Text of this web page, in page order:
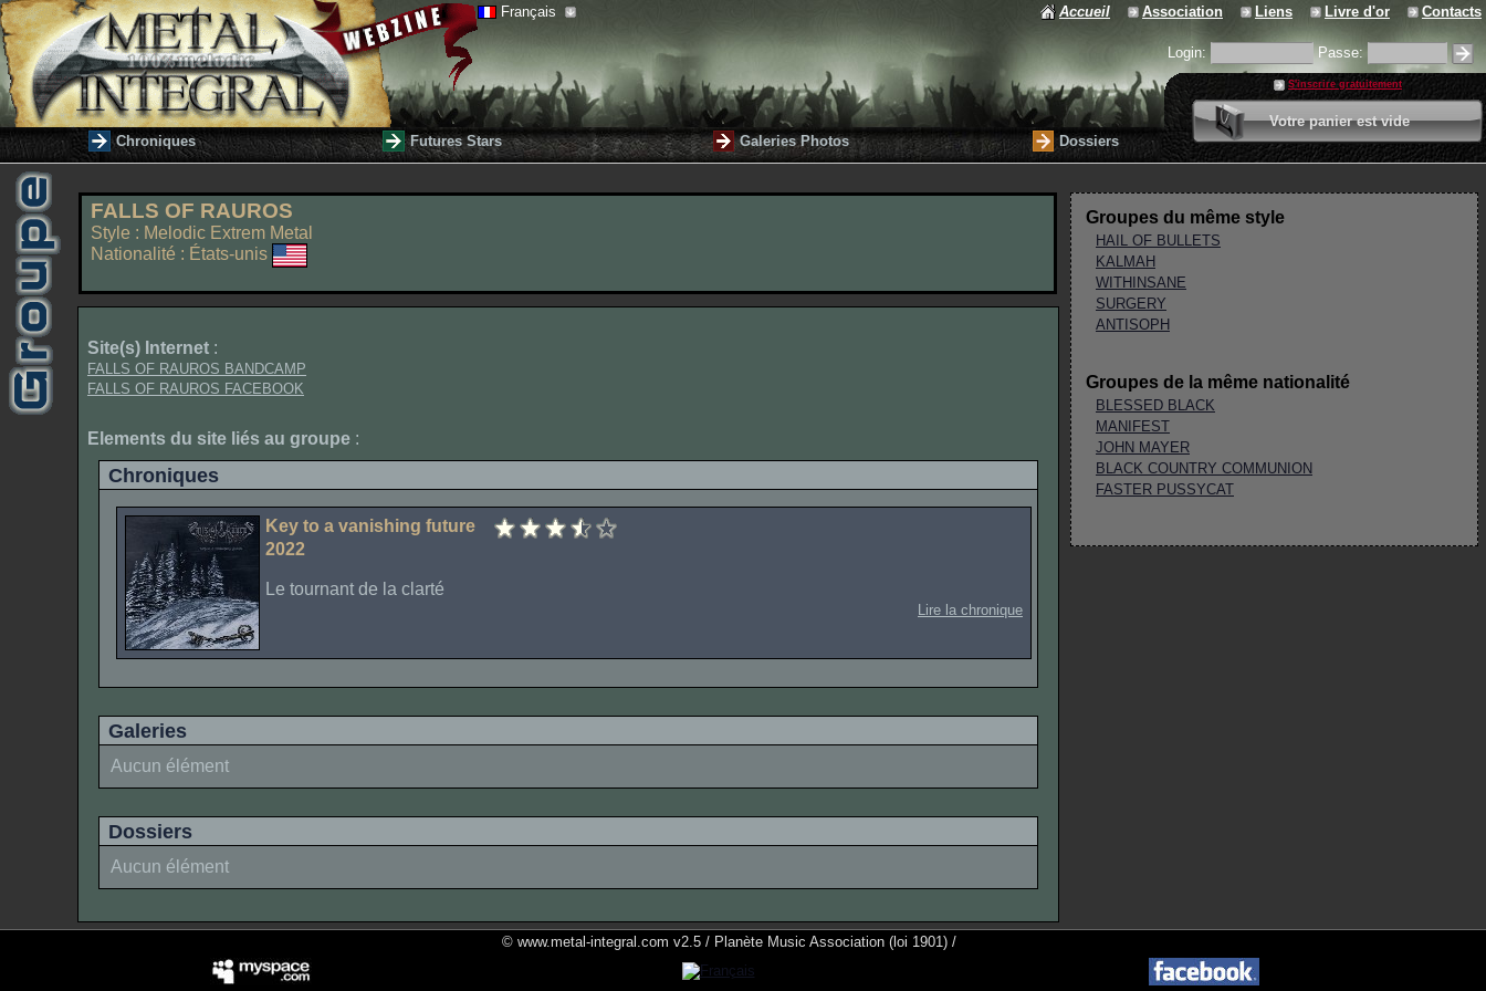
Français Accueil Association Liens Livre d'or Contacts
Login: Passe:
S'inscrire gratuitement
Votre panier est vide
0 article
Valider votre panier
Chroniques Futures Stars Galeries Photos Dossiers
FALLS OF RAUROS
Style : Melodic Extrem Metal
Nationalité : États-unis
Groupes du même style
HAIL OF BULLETS
KALMAH
WITHINSANE
SURGERY
ANTISOPH
Groupes de la même nationalité
BLESSED BLACK
MANIFEST
JOHN MAYER
BLACK COUNTRY COMMUNION
FASTER PUSSYCAT
Site(s) Internet :
FALLS OF RAUROS BANDCAMP
FALLS OF RAUROS FACEBOOK
Elements du site liés au groupe :
Chroniques
Key to a vanishing future
2022
Le tournant de la clarté
Lire la chronique
Galeries
Aucun élément
Dossiers
Aucun élément
© www.metal-integral.com v2.5 / Planète Music Association (loi 1901) /